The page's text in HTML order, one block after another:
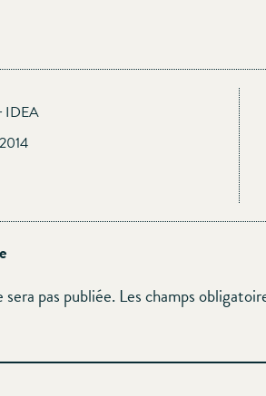
IDEA
pas publiée. Les champs